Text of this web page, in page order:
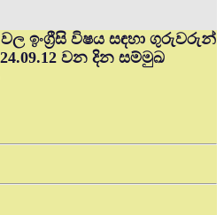
ඉංග්‍රීසි විෂය සඳහා ගුරුවරුන්
වන දින සම්මුඛ